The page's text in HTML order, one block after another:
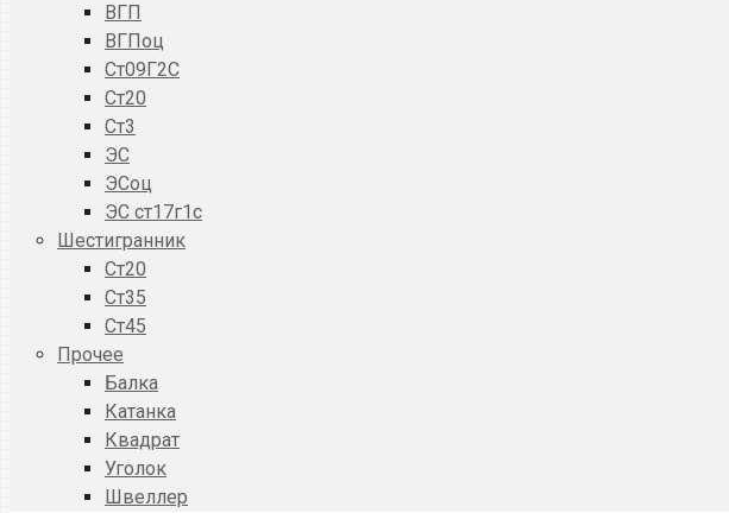
ВГП
ВГПоц
Ст09Г2С
Ст20
Ст3
ЭС
ЭСоц
ЭС ст17г1с
Шестигранник
Ст20
Ст35
Ст45
Прочее
Балка
Катанка
Квадрат
Уголок
Швеллер